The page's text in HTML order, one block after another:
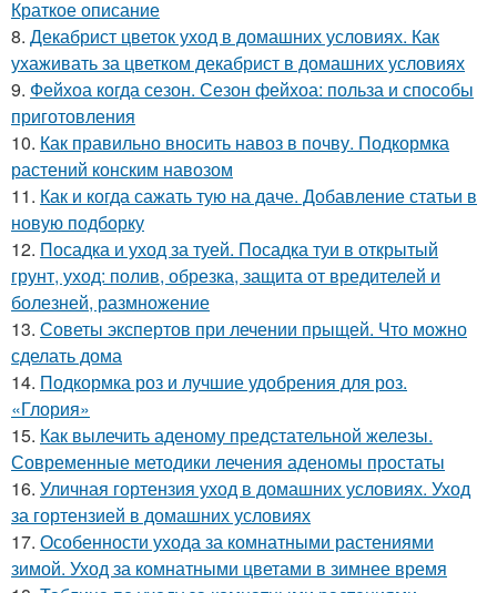
Краткое описание
8. Декабрист цветок уход в домашних условиях. Как
ухаживать за цветком декабрист в домашних условиях
9. Фейхоа когда сезон. Сезон фейхоа: польза и способы
приготовления
10. Как правильно вносить навоз в почву. Подкормка
растений конским навозом
11. Как и когда сажать тую на даче. Добавление статьи в
новую подборку
12. Посадка и уход за туей. Посадка туи в открытый
грунт, уход: полив, обрезка, защита от вредителей и
болезней, размножение
13. Советы экспертов при лечении прыщей. Что можно
сделать дома
14. Подкормка роз и лучшие удобрения для роз.
«Глория»
15. Как вылечить аденому предстательной железы.
Современные методики лечения аденомы простаты
16. Уличная гортензия уход в домашних условиях. Уход
за гортензией в домашних условиях
17. Особенности ухода за комнатными растениями
зимой. Уход за комнатными цветами в зимнее время